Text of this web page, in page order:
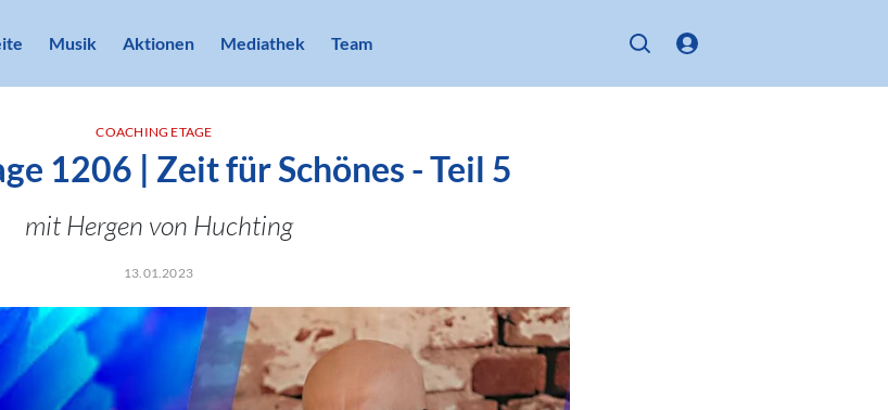
Musik Aktionen Mediathek Team
COACHING ETAGE
1206 | Zeit für Schönes - Teil 5
mit Hergen von Huchting
13.01.2023